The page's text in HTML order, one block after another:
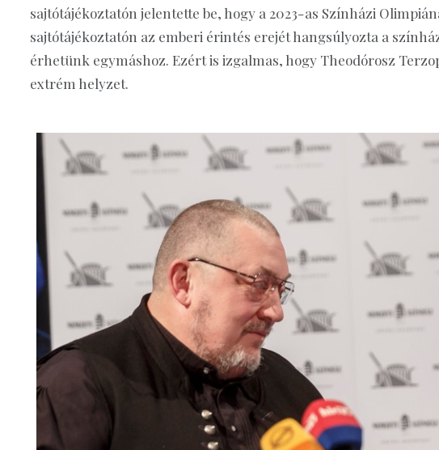
sajtótájékoztatón jelentette be, hogy a 2023-as Színházi
sajtótájékoztatón az emberi érintés erejét hangsúlyozta a
érhetünk egymáshoz. Ezért is izgalmas, hogy Theodórosz
extrém helyzet.